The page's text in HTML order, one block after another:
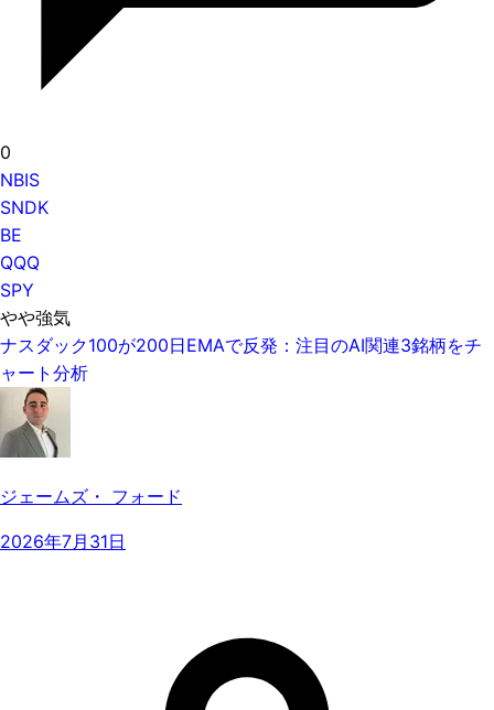
0
NBIS
SNDK
BE
QQQ
SPY
やや強気
ナスダック100が200日EMAで反発：注目のAI関連3銘柄をチ
ャート分析
ジェームズ・ フォード
2026年7月31日